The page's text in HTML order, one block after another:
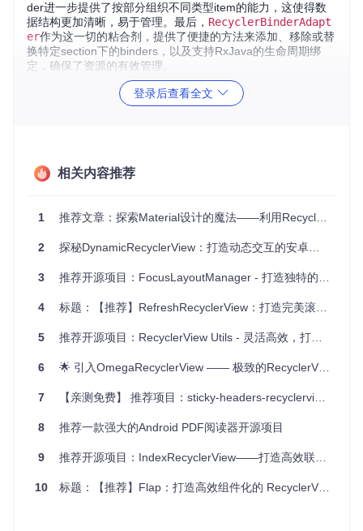
der进一步提供了按部分组织不同类型item的能力，这使得数
据结构更加清晰，易于管理。最后， RecyclerBinderAdapt
er作为这一切的粘合剂，提供了便捷的方法来添加、移除或替
换特定section下的binders，以及支持RxJava的生命周期绑
定，确保了资源的有效管理。
：比如电商应用的商品列表，每种商品可能
定制化布局：音乐播放器的播放列表，既包括歌曲条目，也
新，非常适合实时性要求高的应用。
灵活的item插入：无需手动计算位置，直接指定插入位
明确的视图类型分离：提高代码的可读性和可维护性。
控。
响应式支持：完美融合RxJava，使数据绑定和生命周期管
理更为优雅。
简洁的API设计
：快速上手，减少学习成本，提升开发效
结语
表处理效率的解决方案，那么recyclerview-binder绝对值得一
用的用户体验。立即体验它带来的改变，让你的列表交互设计
这个强大的工具，感受不一样的列表管理之道！
登录后查看全文
相关内容推荐
1 推荐文章：探索Material设计的魔法——利用RecyclerView与CardView打造惊艳Android应用
2 探秘DynamicRecyclerView：打造动态交互的安卓列表神器
3 推荐开源项目：FocusLayoutManager - 打造独特的滚动体验
4 标题：【推荐】RefreshRecyclerView：打造完美滚动体验的Android神器！
5 推荐开源项目：RecyclerView Utils - 灵活高效，打造滚动视图的利器！
6 🌟 引入OmegaRecyclerView —— 极致的RecyclerView扩展体验 🌟
7 【亲测免费】 推荐项目：sticky-headers-recyclerview，打造流畅的滑动列表体验
8 推荐一款强大的Android PDF阅读器开源项目
9 推荐开源项目：IndexRecyclerView——打造高效联系人列表
10 标题：【推荐】Flap：打造高效组件化的 RecyclerView 解决方案